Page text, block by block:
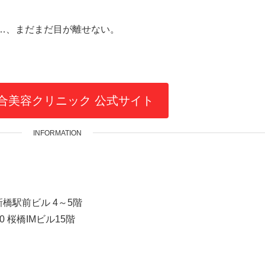
まだまだ目が離せない。
美容クリニック 公式サイト
INFORMATION
駅前ビル 4～5階
桜橋IMビル15階